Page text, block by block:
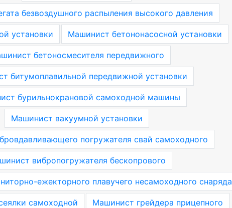
безвоздушного распыления высокого давления
установки Машинист бетононасосной установки
бетоносмесителя передвижного
битумоплавильной передвижной установки
бурильнокрановой самоходной машины
Машинист вакуумной установки
погружателя свай самоходного
вибропогружателя бескопрового
ежекторного плавучего несамоходного снаряда
самоходной Машинист грейдера прицепного